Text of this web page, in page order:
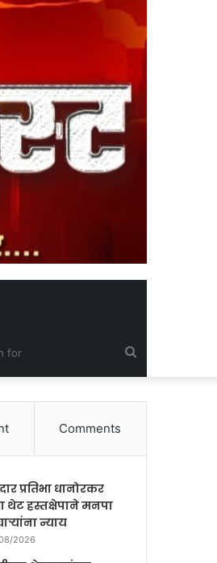
for
Comments
प्रतिभा धानोरकर
थेट हस्तक्षेपाने मनपा
न्याय
2026